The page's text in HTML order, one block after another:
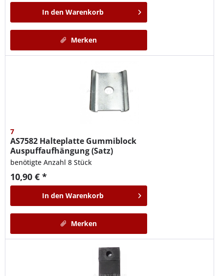
In den Warenkorb
Merken
7
AS7582 Halteplatte Gummiblock
Auspuffaufhängung (Satz)
benötigte Anzahl 8 Stück
10,90 € *
In den Warenkorb
Merken